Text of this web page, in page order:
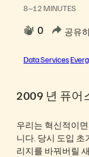
8–12 MINUTES
0 공유
Data Services
2009 년 퓨어
우리는 혁신적이
니다. 당시 도입 초
리지를 바꿔버릴